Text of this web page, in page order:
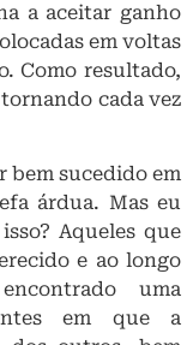
a aceitar ganho
em voltas
Como resultado,
cada vez
bem sucedido em
árdua. Mas eu
Aqueles que
e ao longo
uma
em que a